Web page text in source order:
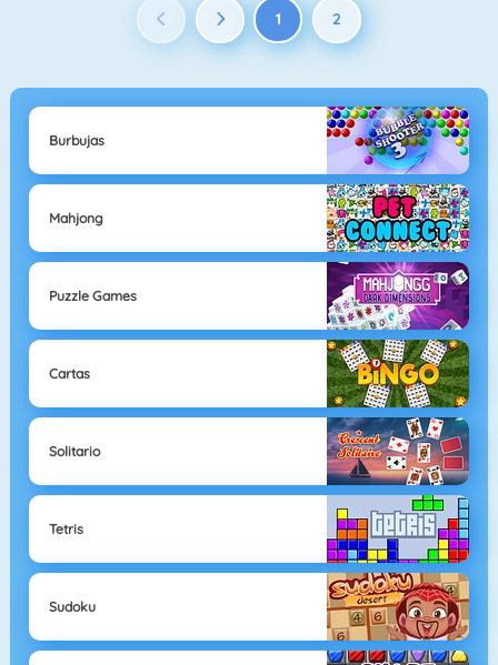
1 2
Burbujas
Mahjong
Puzzle Games
Cartas
Solitario
Tetris
Sudoku